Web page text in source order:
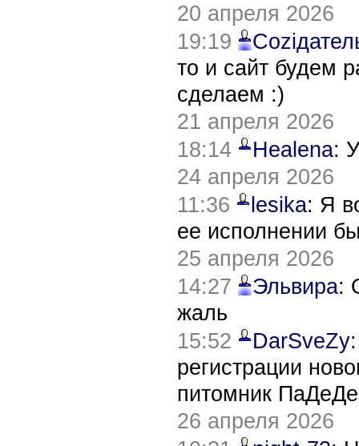
20 апреля 2026
19:19
то и сайт будем
сделаем :)
21 апреля 2026
18:14
Healena:
24 апреля 2026
11:36
lesika: Я
ее исполнении
25 апреля 2026
14:27
Эльвира:
жаль
15:52
DarSveZy
регистрации
питомник
26 апреля 2026